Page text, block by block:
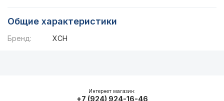
Общие характеристики
Бренд: ХСН
Интернет магазин:
+7 (924) 924-16-46